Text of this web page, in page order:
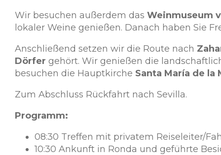
Wir besuchen außerdem das Weinmuseum
lokaler Weine genießen. Danach haben Sie
Anschließend setzen wir die Route nach
Dörfer gehört. Wir genießen die
besuchen die Hauptkirche Santa María de la
Zum Abschluss Rückfahrt nach Sevilla.
Programm:
08:30 Treffen mit privatem Reiseleiter/
10:30 Ankunft in Ronda und geführte